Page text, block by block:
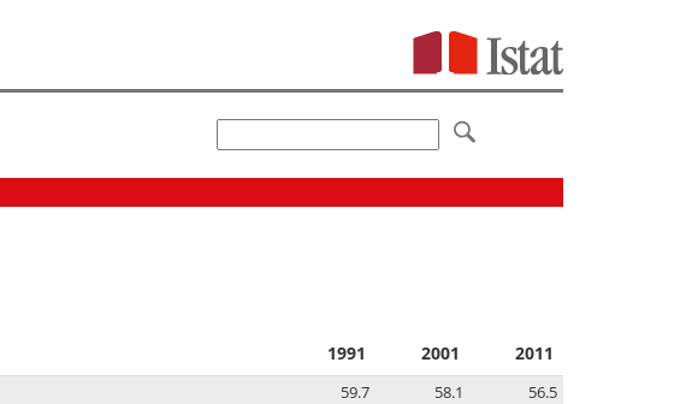
1991 2001 2011
59.7 58.1
56.5